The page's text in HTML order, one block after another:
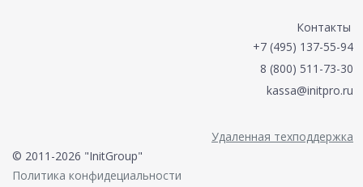
Контакты
+7 (495) 137-55-94
8 (800) 511-73-30
kassa@initpro.ru
Удаленная техподдержка
© 2011-2026 "InitGroup"
Политика конфидециальности